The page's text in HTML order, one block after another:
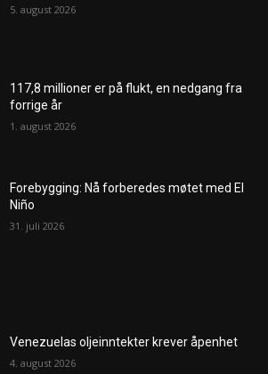
5. august 2026
117,8 millioner er på flukt, en nedgang fra
forrige år
1. august 2026
Forebygging: Nå forberedes møtet med El
Niño
31. juli 2026
Venezuelas oljeinntekter krever åpenhet
4. august 2026